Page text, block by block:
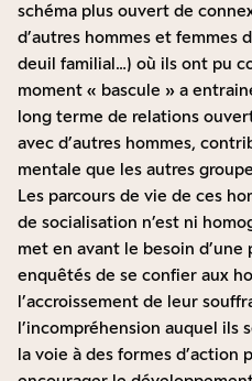
schéma plus ouvert de
d’autres hommes et femmes
deuil familial…) où ils ont pu
moment « bascule » a
long terme de relations
avec d’autres hommes,
mentale que les autres
Les parcours de vie de ces
de socialisation n’est ni
met en avant le besoin
enquêtés de se confier aux
l’accroissement de leur
l’incompréhension auquel ils
la voie à des formes